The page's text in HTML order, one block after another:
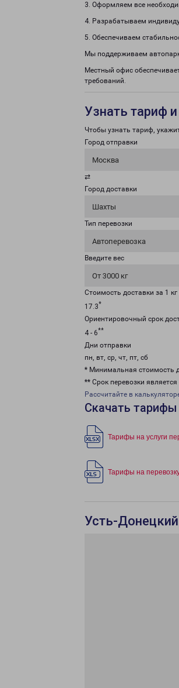
3. Оформляем все
4. Разрабатываем
5. Обеспечиваем
Мы поддерживаем
Местный офис
требований.
Узнать тариф
Чтобы узнать тариф,
Город отправки
Москва
⇄
Город доставки
Шахты
Тип перевозки
Автоперевозка
Введите вес
От 3000 кг
Стоимость доставки за 1
17.3*
Ориентировочный срок
4 - 6**
Дни отправки
пн, вт, ср, чт, пт, сб
* Минимальная стоимость
** Срок перевозки является
Рассчитайте в
Скачать
Тарифы на услуги
Тарифы на
Усть-